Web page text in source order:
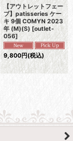
【アウトレットフェー
ブ】patisseries ケー
キ 9個 COMYN 2023
年 (M)(S) [outlet-
056]
9,800円(税込)